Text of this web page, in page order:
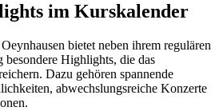
im Kurskalender
bietet neben ihrem regulären
Highlights, die das
Dazu gehören spannende
abwechslungsreiche Konzerte